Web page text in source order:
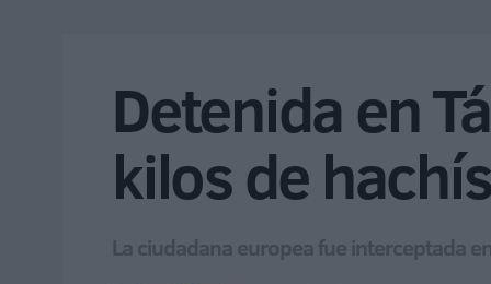
Detenida en
kilos de
La ciudadana europea fue interceptada